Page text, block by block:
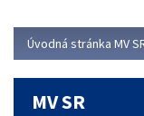
Úvodná stránka MV
MV SR